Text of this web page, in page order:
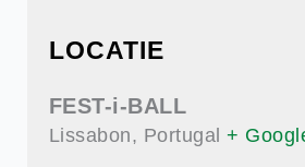
LOCATIE
FEST-i-BALL
Lissabon, Portugal +